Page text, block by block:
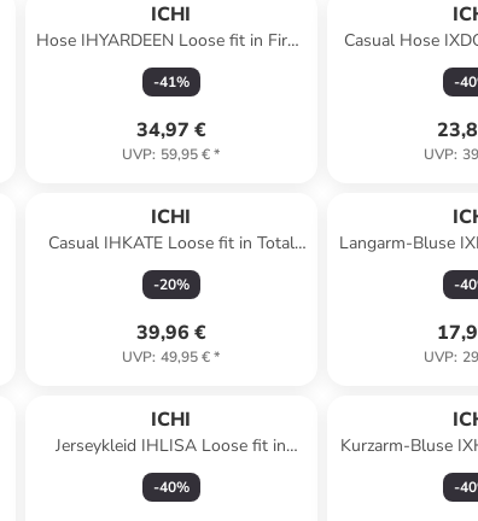
ICHI
Hose IHYARDEEN Loose fit in Fired
Brick Animal
-41%
34,97 €
UVP: 59,95 €*
Casual Hose
in
-40
UVP:
ICHI
Casual IHKATE Loose fit in Total
Eclipse
-20%
39,96 €
UVP: 49,95 €*
Langarm-Bluse
fit in Oasis
-40
UVP:
ICHI
Jerseykleid IHLISA Loose fit in
Total Eclipse Flower print
-40%
Kurzarm-Bluse
fit in Mars
-40